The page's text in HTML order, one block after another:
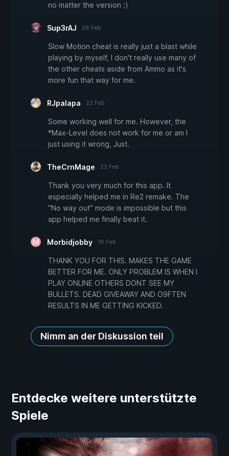
no matter the version :)
Sup3rAJ 26 Feb
Slow Motion cheat is really just a blast while
playing by myself, I don't really use many of
the other cheats aside from Ammo as it's
more fun that way for me.
RJpalapa 22 Feb
Some working well for me. However, the
*Max-Level does not work for me or am I
just using it wrong, Just.
TheCrnMage 22 Feb
Thank you very much for this app. It
especially helped me in Re2 remake. The
"No way out" mode is impossible but this
app helped me finally beat it.
Morbidjobby 16 Feb
THANK YOU FOR THIS. MAKES THE GAME
BETTER FOR ME. ONLY PROBLEM IS WHEN I
PLAY ONLINE OTHERS DONT SEE MY
BULLETS. DEAD GIVEAWAY AND O9FTEN
RESULTS IN ME GETTING KICKED.
Nimm an der Diskussion teil
Entdecke weitere unterstützte
Spiele